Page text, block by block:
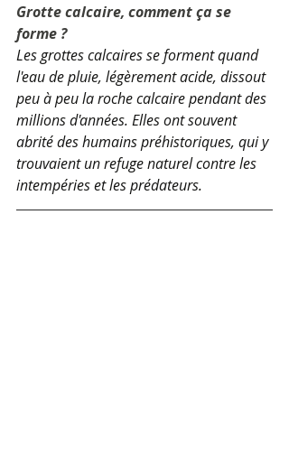
Grotte calcaire, comment ça se
forme ?
Les grottes calcaires se forment quand
l'eau de pluie, légèrement acide, dissout
peu à peu la roche calcaire pendant des
millions d'années. Elles ont souvent
abrité des humains préhistoriques, qui y
trouvaient un refuge naturel contre les
intempéries et les prédateurs.